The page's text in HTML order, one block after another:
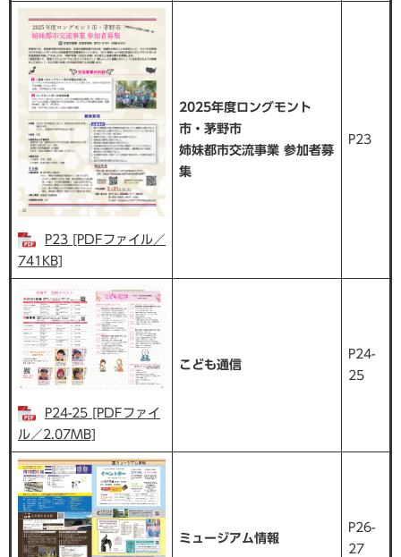
P23 [PDFファイル／
741KB]
2025年度ロングモント
市・茅野市
姉妹都市交流事業 参加者募
集
P23
P24-25 [PDFファイ
ル／2.07MB]
こども通信
P24-
25
ミュージアム情報
P26-
27